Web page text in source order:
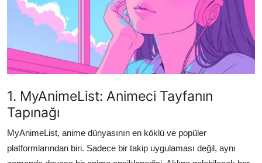
1. MyAnimeList: Animeci Tayfanın
Tapınağı
MyAnimeList, anime dünyasının en köklü ve popüler
platformlarından biri. Sadece bir takip uygulaması değil, aynı